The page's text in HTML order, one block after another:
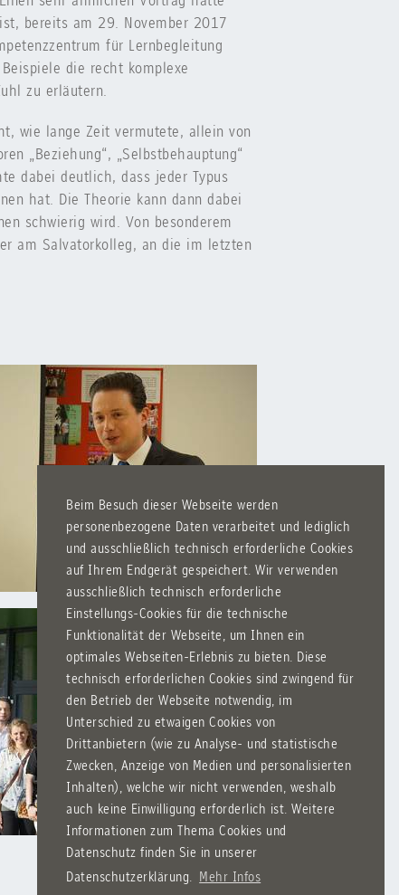
Beim Besuch dieser Webseite werden
personenbezogene Daten verarbeitet und lediglich
und ausschließlich technisch erforderliche Cookies
auf Ihrem Endgerät gespeichert. Wir verwenden
ausschließlich technisch erforderliche
Einstellungs-Cookies für die technische
Funktionalität der Webseite, um Ihnen ein
optimales Webseiten-Erlebnis zu bieten. Diese
technisch erforderlichen Cookies sind zwingend für
den Betrieb der Webseite notwendig, im
Unterschied zu etwaigen Cookies von
Drittanbietern (wie zu Analyse- und statistische
Zwecken, Anzeige von Medien und personalisierten
Inhalten), welche wir nicht verwenden, weshalb
auch keine Einwilligung erforderlich ist. Weitere
Informationen zum Thema Cookies und
Datenschutz finden Sie in unserer
Datenschutzerklärung. Mehr Infos
bereits am 29. November 2017
für Lernbegleitung
die recht komplexe
zu erläutern.
wie lange Zeit vermutete, allein von
„Beziehung“, „Selbstbehauptung“
dabei deutlich, dass jeder Typus
hat. Die Theorie kann dann dabei
schwierig wird. Von besonderem
am Salvatorkolleg, an die im letzten